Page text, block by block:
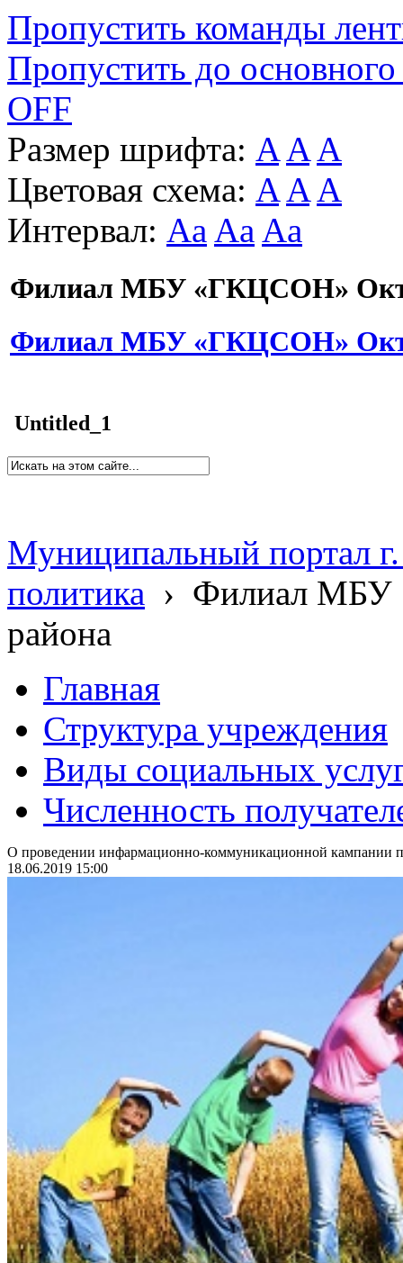
Пропустить команды
Пропустить до основного
OFF
Размер шрифта: A A A
Цветовая схема: A A A
Интервал: Aa Aa Aa
Филиал МБУ «ГКЦСОН»
Филиал МБУ «ГКЦСОН»
Untitled_1
Муниципальный портал
политика › Филиал МБУ
района
Главная
Структура учреждения
Виды социальных
Численность
О проведении инфармационно-коммуникационной кампании
18.06.2019 15:00